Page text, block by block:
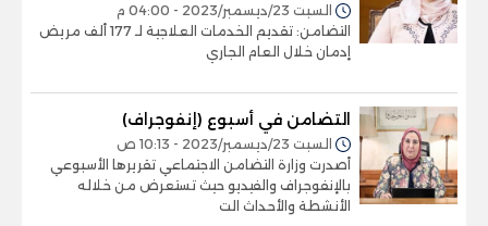
السبت 23/ديسمبر/2023 - 04:00 م
التضامن: تقديم الخدمات العلاجية لـ 177 ألف مريض
إدمان خلال العام الجاري
التضامن في أسبوع (إنفوجراف)
السبت 23/ديسمبر/2023 - 10:13 ص
أصدرت وزارة التضامن الاجتماعي تقريرها الأسبوعي
بالإنفوجراف والفيديو حيث تستعرض من خلاله
الأنشطة والأحداث الت